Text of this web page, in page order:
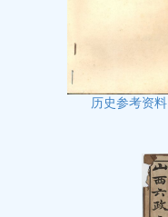
历史参考资料